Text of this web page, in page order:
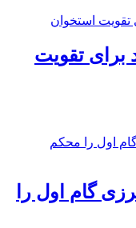
برای تقویت
گام اول را